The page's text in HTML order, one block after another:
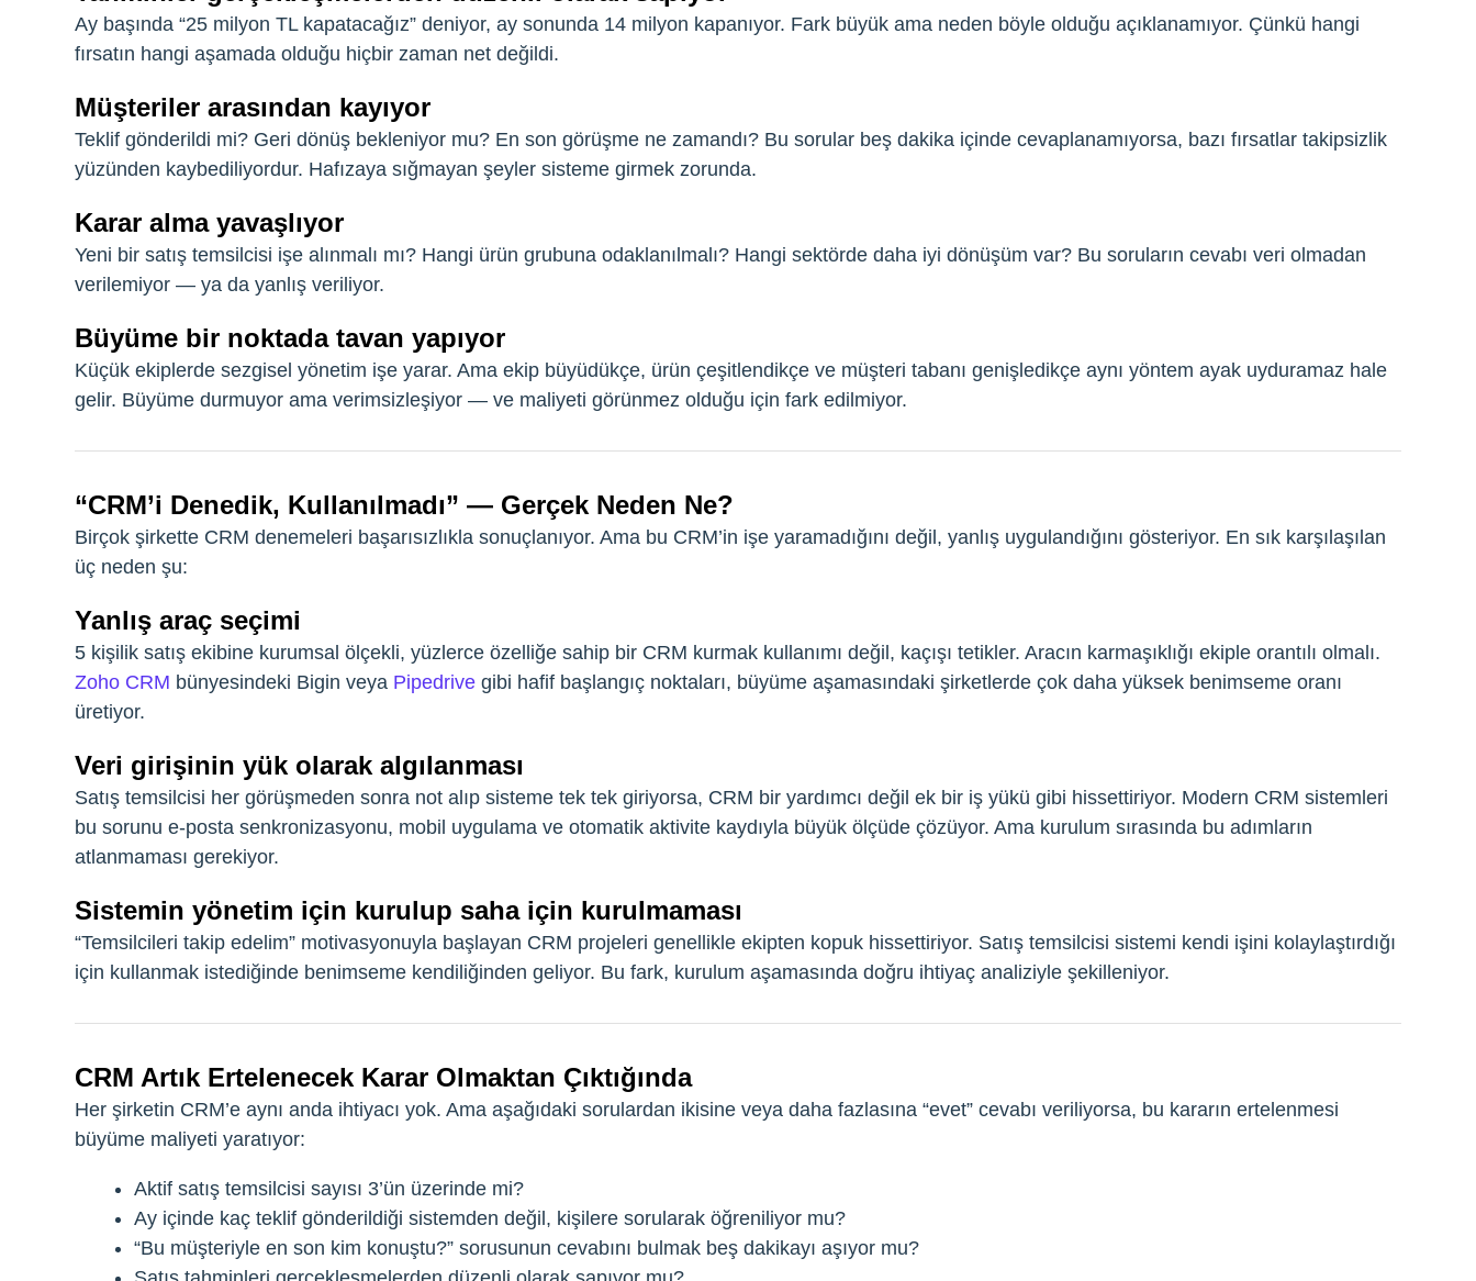
Ay başında “25 milyon TL kapatacağız” deniyor, ay sonunda 14 milyon kapanıyor. Fark büyük ama neden böyle olduğu açıklanamıyor. Çünkü hangi
fırsatın hangi aşamada olduğu hiçbir zaman net değildi.
Müşteriler arasından kayıyor
Teklif gönderildi mi? Geri dönüş bekleniyor mu? En son görüşme ne zamandı? Bu sorular beş dakika içinde cevaplanamıyorsa, bazı fırsatlar takipsizlik
yüzünden kaybediliyordur. Hafızaya sığmayan şeyler sisteme girmek zorunda.
Karar alma yavaşlıyor
Yeni bir satış temsilcisi işe alınmalı mı? Hangi ürün grubuna odaklanılmalı? Hangi sektörde daha iyi dönüşüm var? Bu soruların cevabı veri olmadan
verilemiyor — ya da yanlış veriliyor.
Büyüme bir noktada tavan yapıyor
Küçük ekiplerde sezgisel yönetim işe yarar. Ama ekip büyüdükçe, ürün çeşitlendikçe ve müşteri tabanı genişledikçe aynı yöntem ayak uyduramaz hale
gelir. Büyüme durmuyor ama verimsizleşiyor — ve maliyeti görünmez olduğu için fark edilmiyor.
“CRM’i Denedik, Kullanılmadı” — Gerçek Neden Ne?
Birçok şirkette CRM denemeleri başarısızlıkla sonuçlanıyor. Ama bu CRM’in işe yaramadığını değil, yanlış uygulandığını gösteriyor. En sık karşılaşılan
üç neden şu:
Yanlış araç seçimi
5 kişilik satış ekibine kurumsal ölçekli, yüzlerce özelliğe sahip bir CRM kurmak kullanımı değil, kaçışı tetikler. Aracın karmaşıklığı ekiple orantılı olmalı.
Zoho CRM bünyesindeki Bigin veya Pipedrive gibi hafif başlangıç noktaları, büyüme aşamasındaki şirketlerde çok daha yüksek benimseme oranı
üretiyor.
Veri girişinin yük olarak algılanması
Satış temsilcisi her görüşmeden sonra not alıp sisteme tek tek giriyorsa, CRM bir yardımcı değil ek bir iş yükü gibi hissettiriyor. Modern CRM sistemleri
bu sorunu e-posta senkronizasyonu, mobil uygulama ve otomatik aktivite kaydıyla büyük ölçüde çözüyor. Ama kurulum sırasında bu adımların
atlanmaması gerekiyor.
Sistemin yönetim için kurulup saha için kurulmaması
“Temsilcileri takip edelim” motivasyonuyla başlayan CRM projeleri genellikle ekipten kopuk hissettiriyor. Satış temsilcisi sistemi kendi işini kolaylaştırdığı
için kullanmak istediğinde benimseme kendiliğinden geliyor. Bu fark, kurulum aşamasında doğru ihtiyaç analiziyle şekilleniyor.
CRM Artık Ertelenecek Karar Olmaktan Çıktığında
Her şirketin CRM’e aynı anda ihtiyacı yok. Ama aşağıdaki sorulardan ikisine veya daha fazlasına “evet” cevabı veriliyorsa, bu kararın ertelenmesi
büyüme maliyeti yaratıyor:
Aktif satış temsilcisi sayısı 3’ün üzerinde mi?
Ay içinde kaç teklif gönderildiği sistemden değil, kişilere sorularak öğreniliyor mu?
“Bu müşteriyle en son kim konuştu?” sorusunun cevabını bulmak beş dakikayı aşıyor mu?